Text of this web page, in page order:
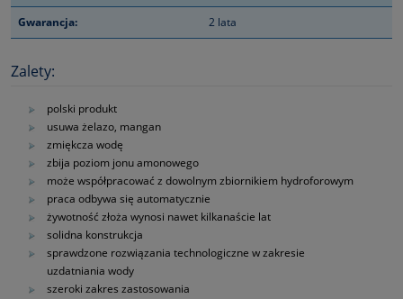
Gwarancja: 2 lata
Zalety:
polski produkt
usuwa żelazo, mangan
zmiękcza wodę
zbija poziom jonu amonowego
może współpracować z dowolnym zbiornikiem hydroforowym
praca odbywa się automatycznie
żywotność złoża wynosi nawet kilkanaście lat
solidna konstrukcja
sprawdzone rozwiązania technologiczne w zakresie
uzdatniania wody
szeroki zakres zastosowania